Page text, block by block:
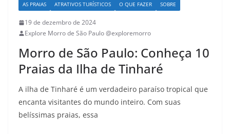
AS PRAIAS ATRATIVOS TURÍSTICOS O QUE FAZER SOBRE
19 de dezembro de 2024
Explore Morro de São Paulo @exploremorro
Morro de São Paulo: Conheça 10
Praias da Ilha de Tinharé
A ilha de Tinharé é um verdadeiro paraíso tropical que
encanta visitantes do mundo inteiro. Com suas
belíssimas praias, essa